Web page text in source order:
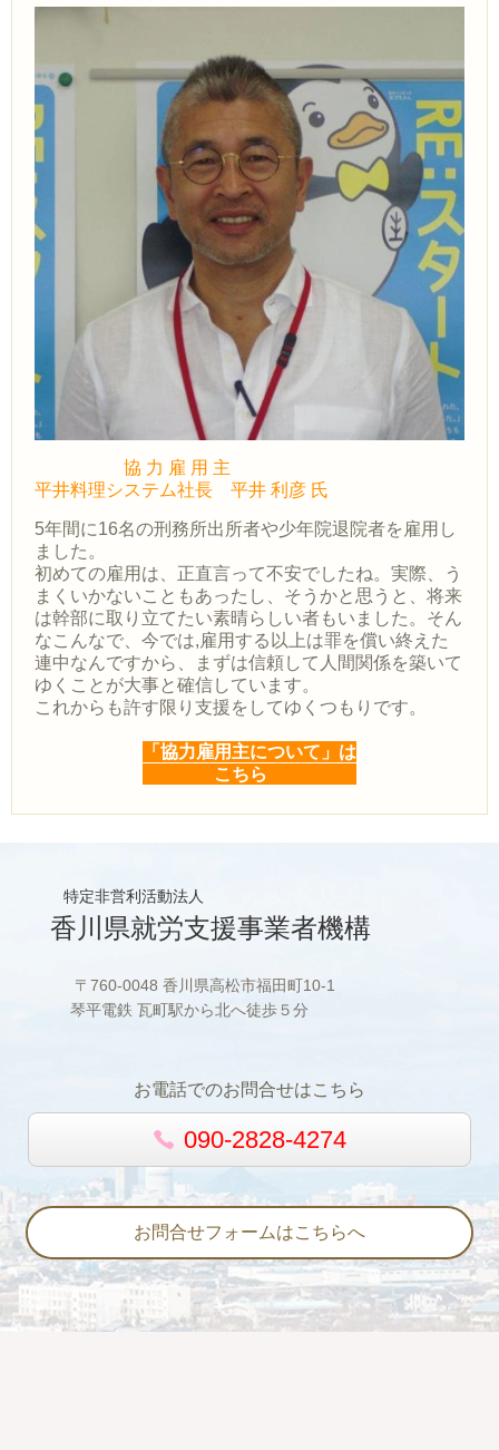
協 力 雇 用 主
平井料理システム社長 平井 利彦 氏
5年間に16名の刑務所出所者や少年院退院者を雇用し
ました。
初めての雇用は、正直言って不安でしたね。実際、う
まくいかないこともあったし、そうかと思うと、将来
は幹部に取り立てたい素晴らしい者もいました。そん
なこんなで、今では,雇用する以上は罪を償い終えた
連中なんですから、まずは信頼して人間関係を築いて
ゆくことが大事と確信しています。
これからも許す限り支援をしてゆくつもりです。
「協力雇用主について」は
こちら
特定非営利活動法人
香川県就労支援事業者機構
〒760-0048 香川県高松市福田町10-1
琴平電鉄 瓦町駅から北へ徒歩５分
お電話でのお問合せはこちら
090-2828-4274
お問合せフォームはこちらへ